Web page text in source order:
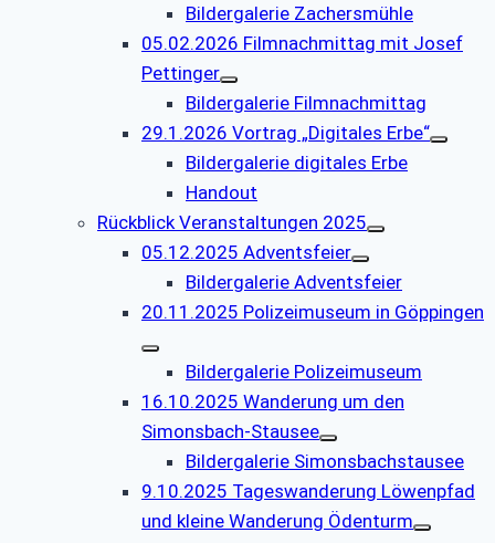
Bildergalerie Zachersmühle
05.02.2026 Filmnachmittag mit Josef
Pettinger
Bildergalerie Filmnachmittag
29.1.2026 Vortrag „Digitales Erbe“
Bildergalerie digitales Erbe
Handout
Rückblick Veranstaltungen 2025
05.12.2025 Adventsfeier
Bildergalerie Adventsfeier
20.11.2025 Polizeimuseum in Göppingen
Bildergalerie Polizeimuseum
16.10.2025 Wanderung um den
Simonsbach-Stausee
Bildergalerie Simonsbachstausee
9.10.2025 Tageswanderung Löwenpfad
und kleine Wanderung Ödenturm